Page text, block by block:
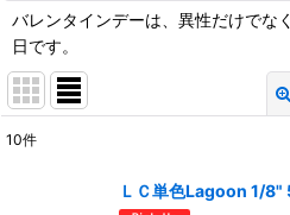
バレンタインデーは、異性だけでな
日です。
10件
ＬＣ単色Lagoon 1/8"